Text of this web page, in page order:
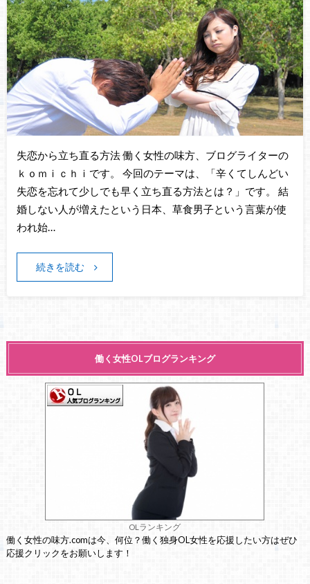
失恋から立ち直る方法 働く女性の味方、ブログライターの
ｋｏｍｉｃｈｉです。 今回のテーマは、「辛くてしんどい
失恋を忘れて少しでも早く立ち直る方法とは？」です。 結
婚しない人が増えたという日本、草食男子という言葉が使
われ始…
続きを読む
働く女性OLブログランキング
OLランキング
働く女性の味方.comは今、何位？働く独身OL女性を応援したい方はぜひ
応援クリックをお願いします！